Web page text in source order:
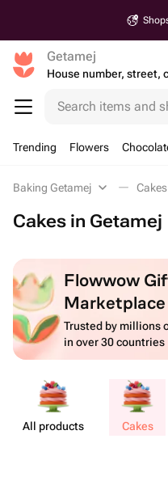
Getamej
Search items and
Trending Flowers
Baking Getamej
Cakes in Getamej
Flowwow
Marketplace
Trusted by millions
in over 30 countries
All products Cakes